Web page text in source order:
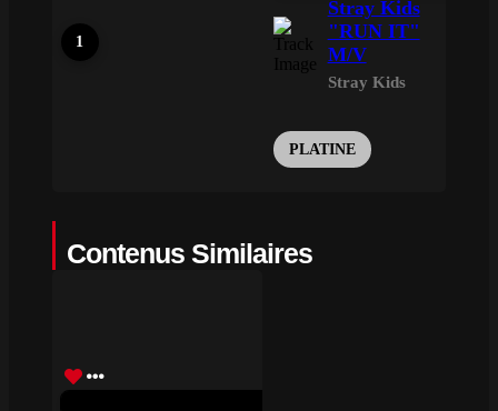
Stray Kids
"RUN IT"
M/V
Stray Kids
PLATINE
Contenus Similaires